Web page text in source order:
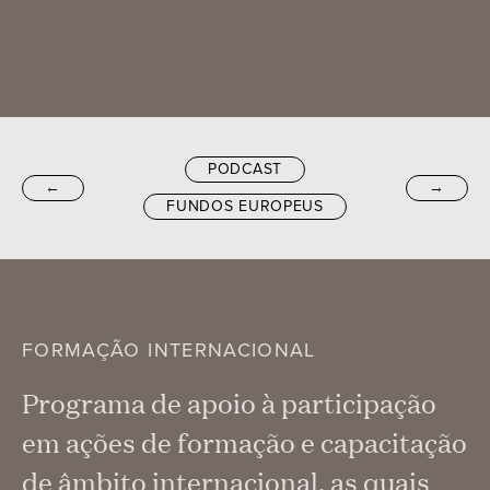
←
PODCAST
FUNDOS EUROPEUS
→
FORMAÇÃO INTERNACIONAL
Programa de apoio à participação
em ações de formação e capacitação
de âmbito internacional, as quais